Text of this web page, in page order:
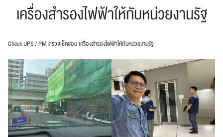
MAINTENANCE
เครื่องสำรองไฟฟ้าให้กับหน่วยงานรัฐ
Check UPS / PM ตรวจเช็คซ่อม เครื่องสำรองไฟฟ้าให้กับหน่วยงานรัฐ